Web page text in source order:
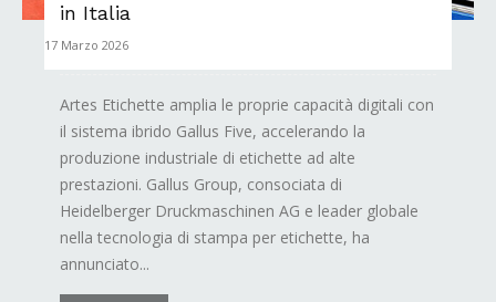
in Italia
17 Marzo 2026
Artes Etichette amplia le proprie capacità digitali con
il sistema ibrido Gallus Five, accelerando la
produzione industriale di etichette ad alte
prestazioni. Gallus Group, consociata di
Heidelberger Druckmaschinen AG e leader globale
nella tecnologia di stampa per etichette, ha
annunciato...